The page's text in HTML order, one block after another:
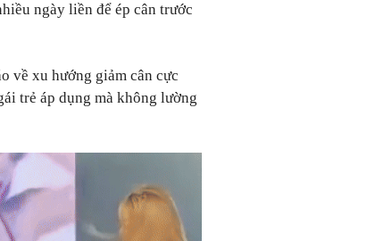
ngày liền để ép cân trước
về xu hướng giảm cân cực
trẻ áp dụng mà không lường